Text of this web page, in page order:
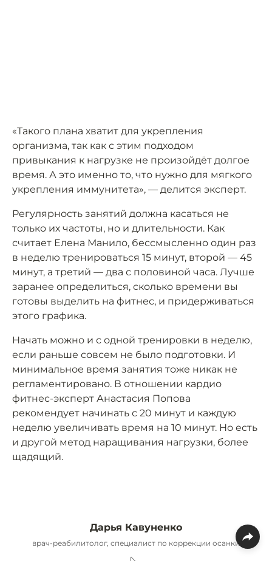
«Такого плана хватит для укрепления
организма, так как с этим подходом
привыкания к нагрузке не произойдёт долгое
время. А это именно то, что нужно для мягкого
укрепления иммунитета», — делится эксперт.
Регулярность занятий должна касаться не
только их частоты, но и длительности. Как
считает Елена Манило, бессмысленно один раз
в неделю тренироваться 15 минут, второй — 45
минут, а третий — два с половиной часа. Лучше
заранее определиться, сколько времени вы
готовы выделить на фитнес, и придерживаться
этого графика.
Начать можно и с одной тренировки в неделю,
если раньше совсем не было подготовки. И
минимальное время занятия тоже никак не
регламентировано. В отношении кардио
фитнес-эксперт Анастасия Попова
рекомендует начинать с 20 минут и каждую
неделю увеличивать время на 10 минут. Но есть
и другой метод наращивания нагрузки, более
щадящий.
Дарья Кавуненко
врач-реабилитолог, специалист по коррекции осанки